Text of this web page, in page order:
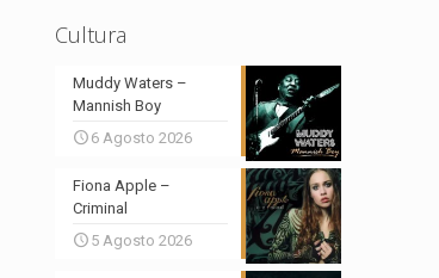
Cultura
Muddy Waters –
Mannish Boy
6 Agosto 2026
Fiona Apple –
Criminal
5 Agosto 2026